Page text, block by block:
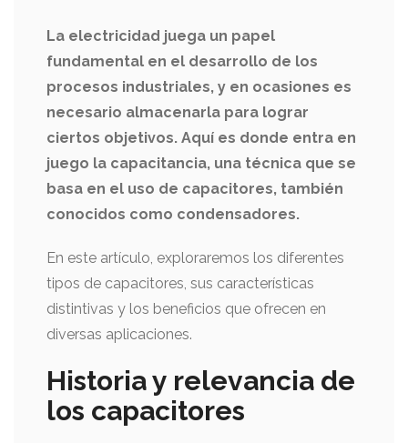
La electricidad juega un papel
fundamental en el desarrollo de los
procesos industriales, y en ocasiones es
necesario almacenarla para lograr
ciertos objetivos. Aquí es donde entra en
juego la capacitancia, una técnica que se
basa en el uso de capacitores, también
conocidos como condensadores.
En este artículo, exploraremos los diferentes
tipos de capacitores, sus características
distintivas y los beneficios que ofrecen en
diversas aplicaciones.
Historia y relevancia de
los capacitores